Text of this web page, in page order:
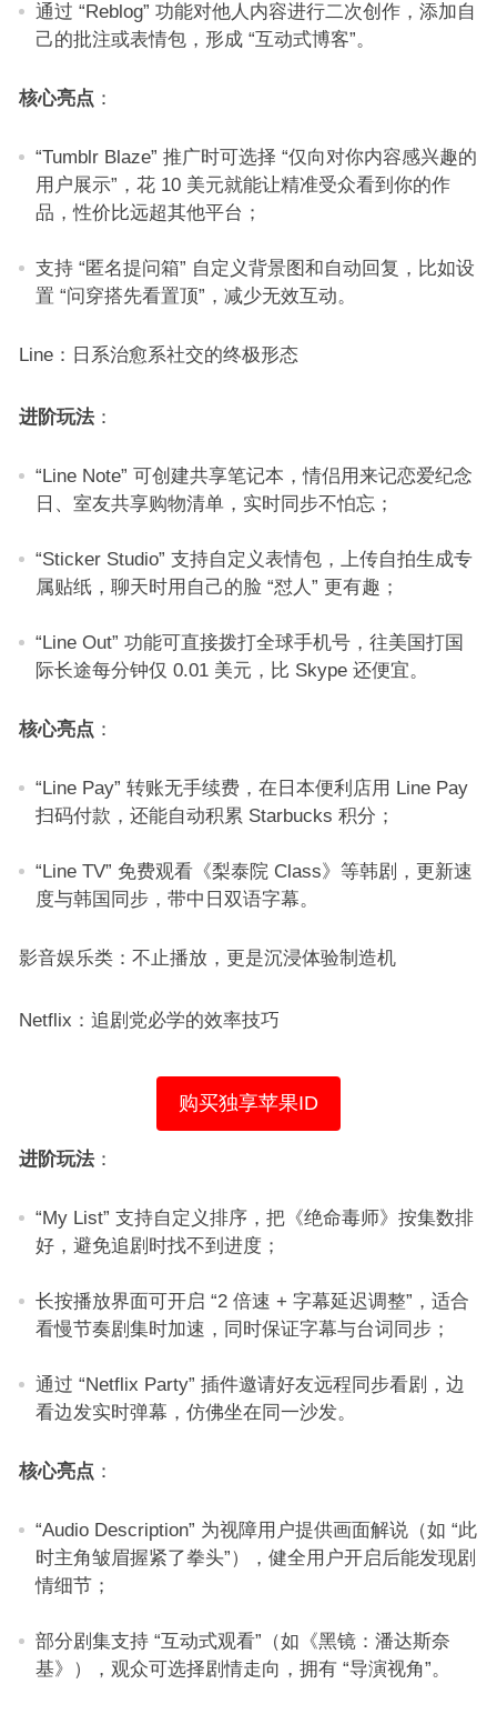
通过 “Reblog” 功能对他人内容进行二次创作，添加自
己的批注或表情包，形成 “互动式博客”。​
核心亮点 ：​
“Tumblr Blaze” 推广时可选择 “仅向对你内容感兴趣的
用户展示”，花 10 美元就能让精准受众看到你的作
品，性价比远超其他平台；​
支持 “匿名提问箱” 自定义背景图和自动回复，比如设
置 “问穿搭先看置顶”，减少无效互动。​
Line：日系治愈系社交的终极形态​
进阶玩法：​
“Line Note” 可创建共享笔记本，情侣用来记恋爱纪念
日、室友共享购物清单，实时同步不怕忘；​
“Sticker Studio” 支持自定义表情包，上传自拍生成专
属贴纸，聊天时用自己的脸 “怼人” 更有趣；​
“Line Out” 功能可直接拨打全球手机号，往美国打国
际长途每分钟仅 0.01 美元，比 Skype 还便宜。​
核心亮点 ：​
“Line Pay” 转账无手续费，在日本便利店用 Line Pay
扫码付款，还能自动积累 Starbucks 积分；​
“Line TV” 免费观看《梨泰院 Class》等韩剧，更新速
度与韩国同步，带中日双语字幕。​
影音娱乐类：不止播放，更是沉浸体验制造机​
Netflix：追剧党必学的效率技巧​
购买独享苹果ID
进阶玩法：​
“My List” 支持自定义排序，把《绝命毒师》按集数排
好，避免追剧时找不到进度；​
长按播放界面可开启 “2 倍速 + 字幕延迟调整”，适合
看慢节奏剧集时加速，同时保证字幕与台词同步；​
通过 “Netflix Party” 插件邀请好友远程同步看剧，边
看边发实时弹幕，仿佛坐在同一沙发。​
核心亮点 ：​
“Audio Description” 为视障用户提供画面解说（如 “此
时主角皱眉握紧了拳头”），健全用户开启后能发现剧
情细节；​
部分剧集支持 “互动式观看”（如《黑镜：潘达斯奈
基》），观众可选择剧情走向，拥有 “导演视角”。​